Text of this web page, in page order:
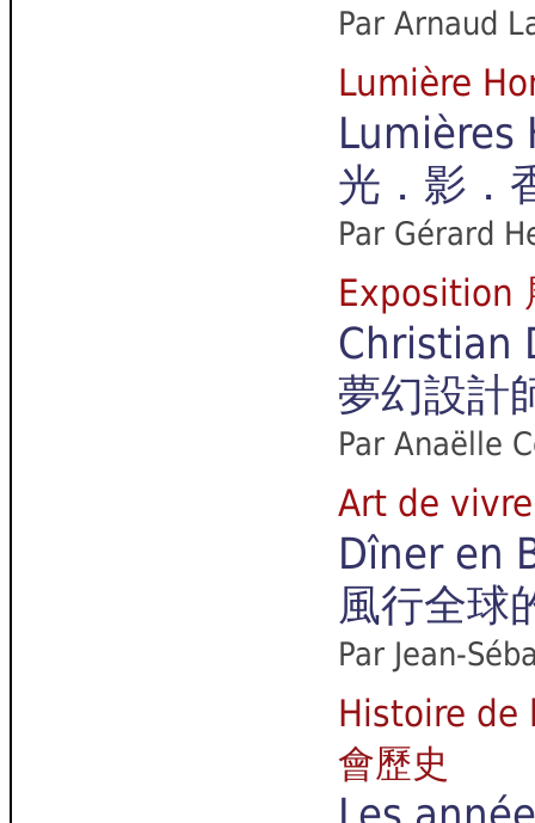
Par Arnaud
Lumière
Lumières
光．影．
Par Gérard
Exposition
Christian
夢幻設計
Par Anaëlle
Art de
Dîner en
風行全球
Par Jean-
Histoire de
會歷史